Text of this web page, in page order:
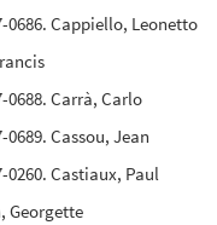
0686. Cappiello, Leonetto
0688. Carrà, Carlo
0689. Cassou, Jean
0260. Castiaux, Paul
Georgette